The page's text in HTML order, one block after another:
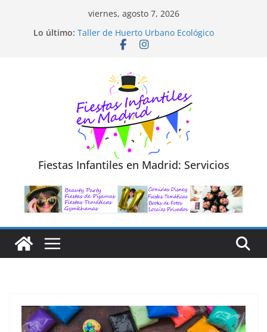
viernes, agosto 7, 2026
Lo último:
Diseño de Moda y Reciclaje de Prendas
Taller de Huerto Urbano Ecológico
TALLER FOTOGRAFÍA LA NATURALEZA
Trivial Virtual para niños
Fiestas Infantiles en Madrid: Servicios